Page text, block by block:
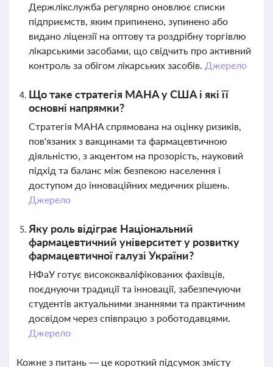
Держлікслужба регулярно оновлює списки
підприємств, яким припинено, зупинено або
видано ліцензії на оптову та роздрібну торгівлю
лікарськими засобами, що свідчить про активний
контроль за обігом лікарських засобів. Джерело
Що таке стратегія MAHA у США і які її
основні напрямки?
Стратегія MAHA спрямована на оцінку ризиків,
пов'язаних з вакцинами та фармацевтичною
діяльністю, з акцентом на прозорість, науковий
підхід та баланс між безпекою населення і
доступом до інноваційних медичних рішень.
Джерело
Яку роль відіграє Національний
фармацевтичний університет у розвитку
фармацевтичної галузі України?
НФаУ готує висококваліфікованих фахівців,
поєднуючи традиції та інновації, забезпечуючи
студентів актуальними знаннями та практичним
досвідом через співпрацю з роботодавцями.
Джерело
Кожне з питань — це короткий підсумок змісту